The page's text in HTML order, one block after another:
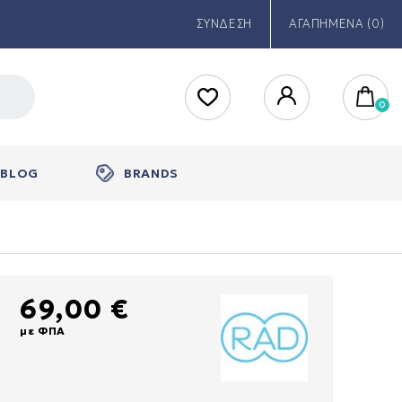
ΣΥΝΔΕΣΗ ΑΓΑΠΗΜΕΝΑ (0)
BLOG BRANDS
69,00 €
με ΦΠΑ